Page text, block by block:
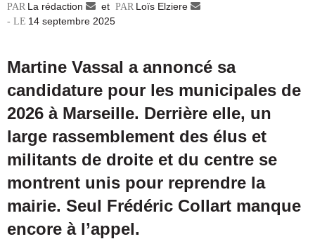
La rédaction
Envoyer
un
et Loïs Elziere
14 septembre 2025
Martine Vassal a annoncé sa
candidature pour les municipales de
2026 à Marseille. Derrière elle, un
large rassemblement des élus et
militants de droite et du centre se
montrent unis pour reprendre la
mairie. Seul Frédéric Collart manque
encore à l’appel.